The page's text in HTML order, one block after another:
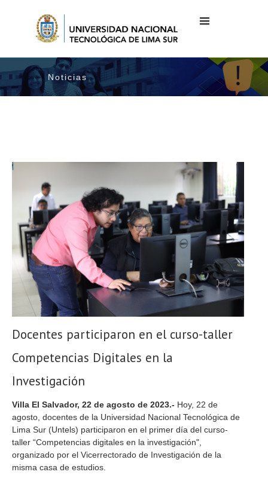
Noticias
Docentes participaron en el curso-taller
Competencias Digitales en la
Investigación
Villa El Salvador, 22 de agosto de 2023.- Hoy, 22 de
agosto, docentes de la Universidad Nacional Tecnológica de
Lima Sur (Untels) participaron en el primer día del curso-
taller “Competencias digitales en la investigación",
organizado por el Vicerrectorado de Investigación de la
misma casa de estudios.